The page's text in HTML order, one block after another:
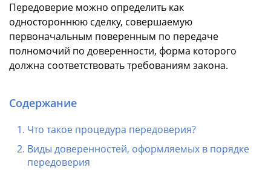
Передоверие можно определить как
одностороннюю сделку, совершаемую
первоначальным поверенным по передаче
полномочий по доверенности, форма которого
должна соответствовать требованиям закона.
Содержание
Что такое процедура передоверия?
Виды доверенностей, оформляемых в порядке
передоверия